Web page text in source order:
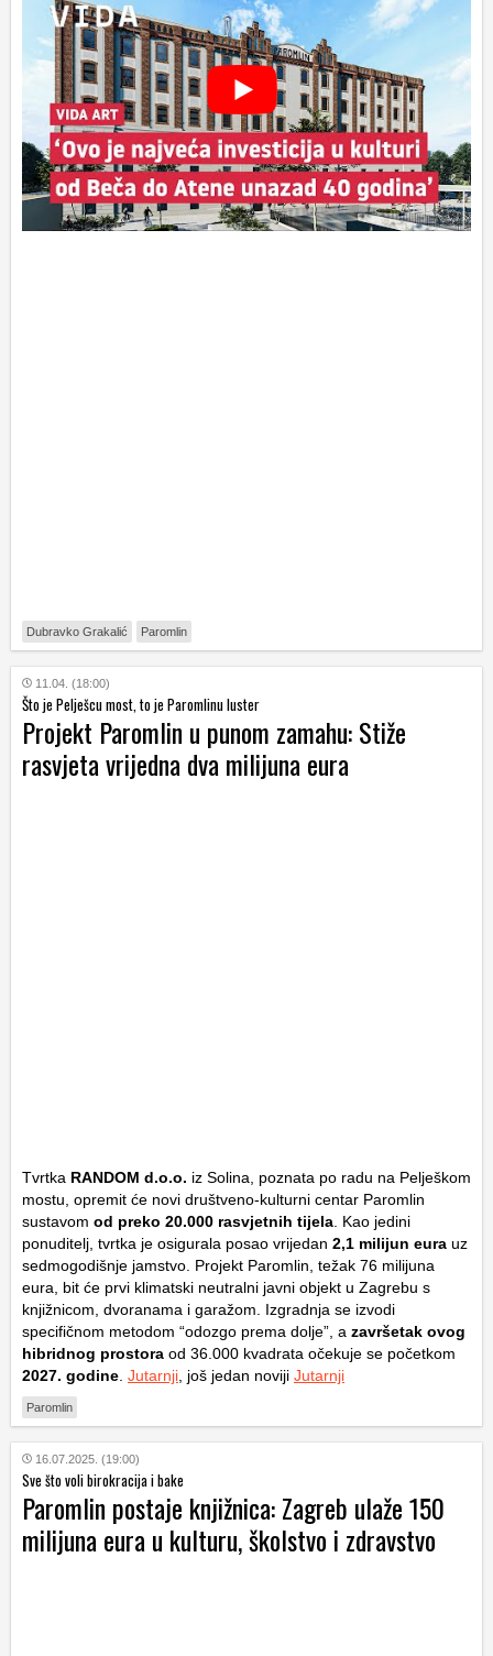
Dubravko Grakalić Paromlin
11.04. (18:00)
Što je Pelješcu most, to je Paromlinu luster
Projekt Paromlin u punom zamahu: Stiže
rasvjeta vrijedna dva milijuna eura
Tvrtka RANDOM d.o.o. iz Solina, poznata po radu na Pelješkom
mostu, opremit će novi društveno-kulturni centar Paromlin
sustavom od preko 20.000 rasvjetnih tijela . Kao jedini
ponuditelj, tvrtka je osigurala posao vrijedan 2,1 milijun eura uz
sedmogodišnje jamstvo. Projekt Paromlin, težak 76 milijuna
eura, bit će prvi klimatski neutralni javni objekt u Zagrebu s
knjižnicom, dvoranama i garažom. Izgradnja se izvodi
specifičnom metodom “odozgo prema dolje”, a završetak ovog
hibridnog prostora od 36.000 kvadrata očekuje se početkom
2027. godine Jutarnji , još jedan noviji Jutarnji
Paromlin
16.07.2025. (19:00)
Sve što voli birokracija i bake
Paromlin postaje knjižnica: Zagreb ulaže 150
milijuna eura u kulturu, školstvo i zdravstvo